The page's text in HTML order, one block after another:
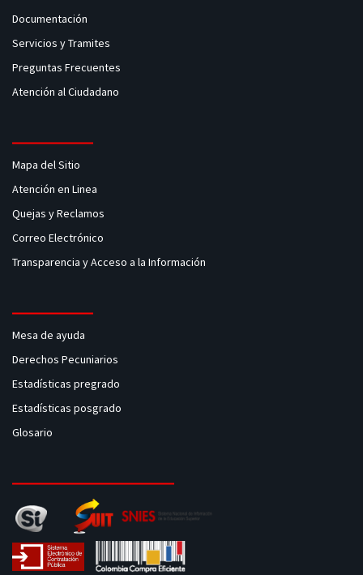
Documentación
Servicios y Tramites
Preguntas Frecuentes
Atención al Ciudadano
Mapa del Sitio
Atención en Linea
Quejas y Reclamos
Correo Electrónico
Transparencia y Acceso a la Información
Mesa de ayuda
Derechos Pecuniarios
Estadísticas pregrado
Estadísticas posgrado
Glosario